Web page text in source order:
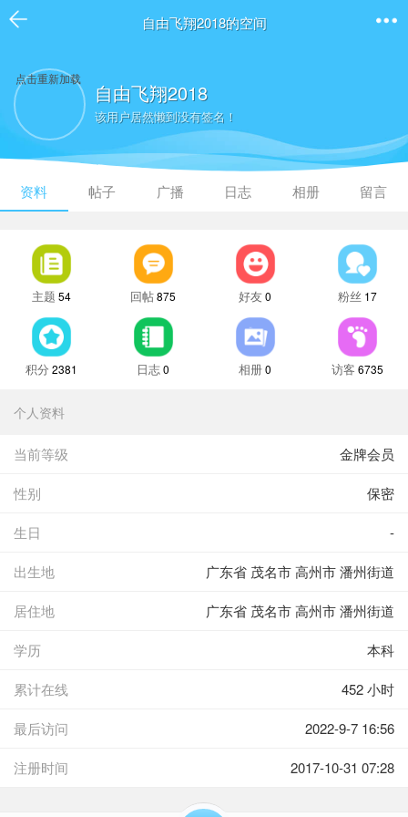
自由飞翔2018的空间
点击重新加载
自由飞翔2018
该用户居然懒到没有签名！
资料 帖子 广播 日志 相册 留言
主题 54 回帖875 好友0 粉丝 17
积分 2381 日志0 相册0 访客 6735
个人资料
当前等级 金牌会员
性别 保密
生日 -
出生地 广东省 茂名市 高州市 潘州街道
居住地 广东省 茂名市 高州市 潘州街道
学历 本科
累计在线 452 小时
最后访问 2022-9-7 16:56
注册时间 2017-10-31 07:28